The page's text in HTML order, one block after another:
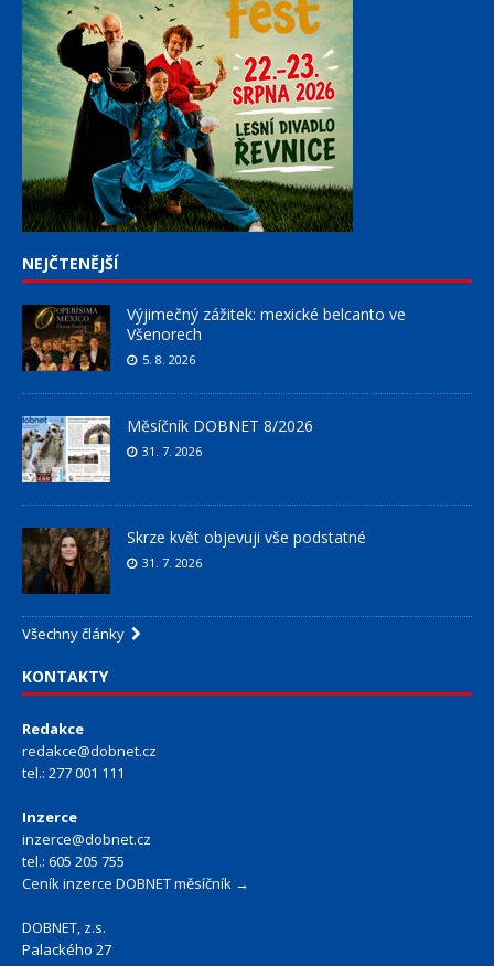
NEJČTENĚJŠÍ
Výjimečný zážitek: mexické belcanto ve
Všenorech
5. 8. 2026
Měsíčník DOBNET 8/2026
31. 7. 2026
Skrze květ objevuji vše podstatné
31. 7. 2026
Všechny články
KONTAKTY
Redakce
redakce@dobnet.cz
tel.: 277 001 111
Inzerce
inzerce@dobnet.cz
tel.: 605 205 755
Ceník inzerce DOBNET měsíčník →
DOBNET, z.s.
Palackého 27